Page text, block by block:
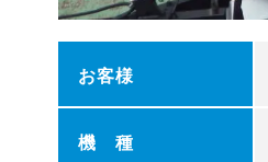
お客様
機 種